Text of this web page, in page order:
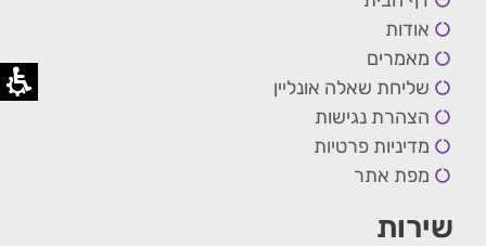
אודות
מאמרים
שליחת שאלה אונליין
הצהרת נגישות
מדיניות פרטיות
מפת אתר
שירות